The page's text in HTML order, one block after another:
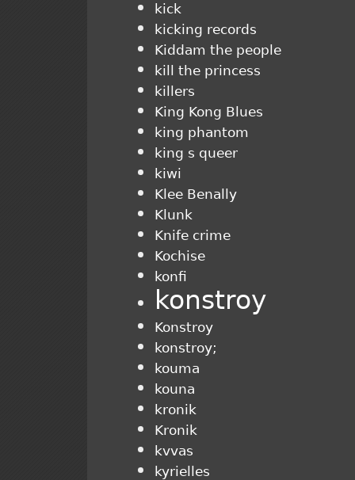
kick
kicking records
Kiddam the people
kill the princess
killers
King Kong Blues
king phantom
king s queer
kiwi
Klee Benally
Klunk
Knife crime
Kochise
konfi
konstroy
Konstroy
konstroy;
kouma
kouna
kronik
Kronik
kvvas
kyrielles